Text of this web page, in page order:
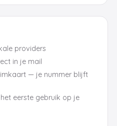
providers
in je mail
— je nummer blijft
eerste gebruik op je